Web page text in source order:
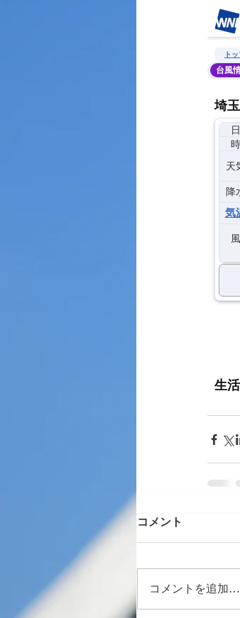
コメント
コメントを追加…